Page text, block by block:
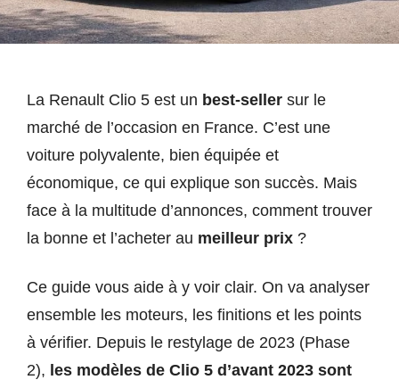
La Renault Clio 5 est un best-seller sur le
marché de l’occasion en France. C’est une
voiture polyvalente, bien équipée et
économique, ce qui explique son succès. Mais
face à la multitude d’annonces, comment trouver
la bonne et l’acheter au meilleur prix ?
Ce guide vous aide à y voir clair. On va analyser
ensemble les moteurs, les finitions et les points
à vérifier. Depuis le restylage de 2023 (Phase
2), les modèles de Clio 5 d’avant 2023 sont